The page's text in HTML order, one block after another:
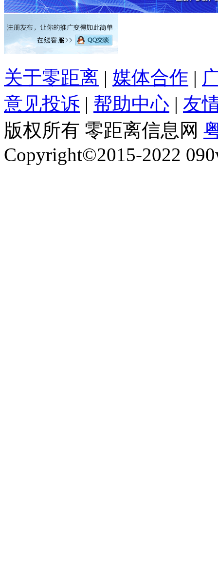
关于零距离 | 媒体合作 |
意见投诉 | 帮助中心 | 友
版权所有 零距离信息网
Copyright©2015-2022